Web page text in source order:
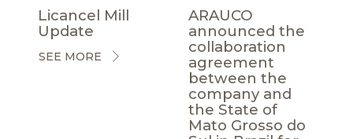
Licancel Mill
Update
SEE MORE
ARAUCO
announced the
collaboration
agreement
between the
company and
the State of
Mato Grosso do